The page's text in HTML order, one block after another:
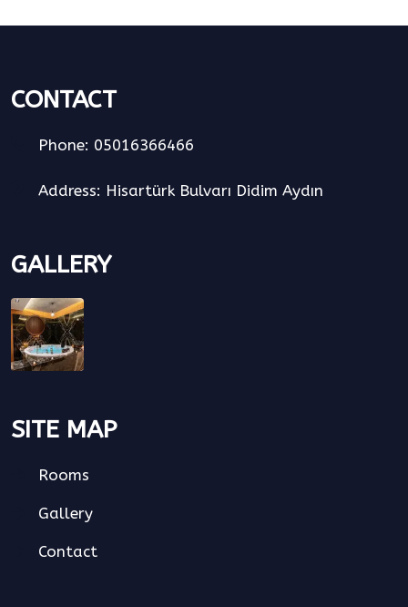
SITE MAP
Rooms
Gallery
Contact
GALLERY
CONTACT
Phone: 05016366466
Address: Hisartürk Bulvarı Didim Aydın